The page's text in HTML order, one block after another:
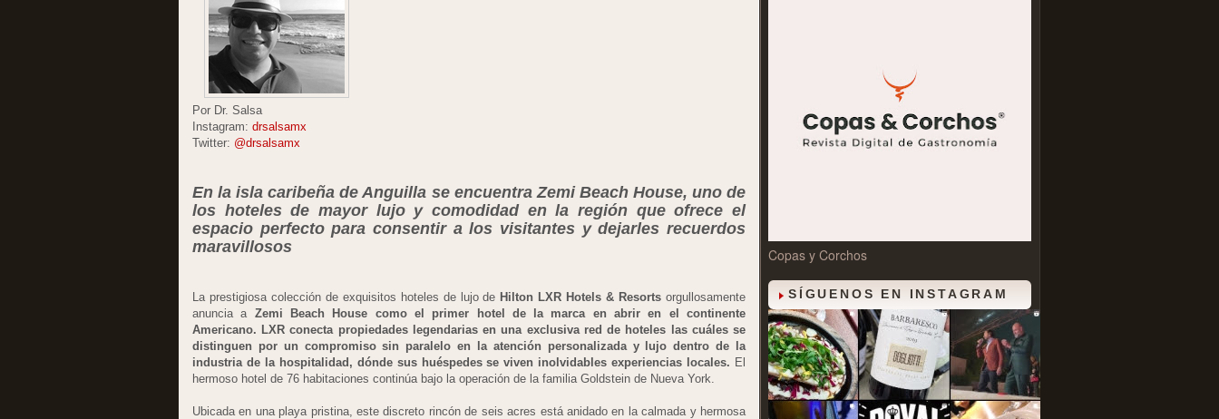
Por Dr. Salsa
Instagram: drsalsamx
Twitter: @drsalsamx
En la isla caribeña de Anguilla se encuentra Zemi Beach House, uno de
los hoteles de mayor lujo y comodidad en la región que ofrece el
espacio perfecto para consentir a los visitantes y dejarles recuerdos
maravillosos
La prestigiosa colección de exquisitos hoteles de lujo de Hilton LXR Hotels & Resorts orgullosamente
anuncia a Zemi Beach House como el primer hotel de la marca en abrir en el continente
Americano. LXR conecta propiedades legendarias en una exclusiva red de hoteles las cuáles se
distinguen por un compromiso sin paralelo en la atención personalizada y lujo dentro de la
industria de la hospitalidad, dónde sus huéspedes se viven inolvidables experiencias locales. El
hermoso hotel de 76 habitaciones continúa bajo la operación de la familia Goldstein de Nueva York.
Ubicada en una playa pristina, este discreto rincón de seis acres está anidado en la calmada y hermosa
Copas y Corchos
SÍGUENOS EN INSTAGRAM